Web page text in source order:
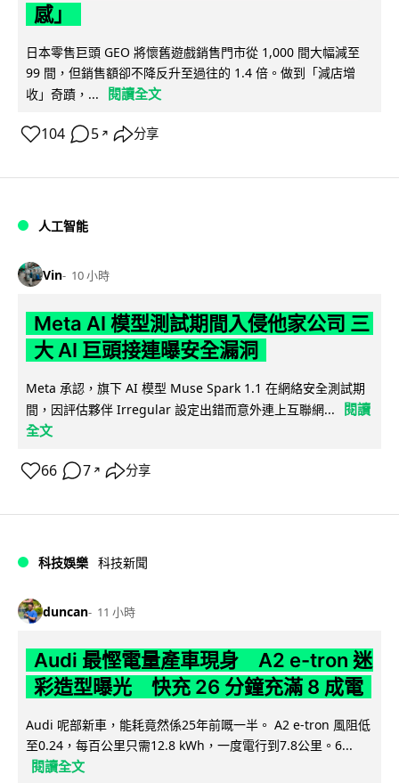
感」
日本零售巨頭 GEO 將懷舊遊戲銷售門市從 1,000 間大幅減至
99 間，但銷售額卻不降反升至過往的 1.4 倍。做到「減店增
收」奇蹟，...
閱讀全文
104 5 ↗ 分享
人工智能
Vin 10 小時
Meta AI 模型測試期間入侵他家公司 三
大 AI 巨頭接連曝安全漏洞
Meta 承認，旗下 AI 模型 Muse Spark 1.1 在網絡安全測試期
間，因評估夥伴 Irregular 設定出錯而意外連上互聯網...
閱讀
全文
66 7 ↗ 分享
科技娛樂 科技新聞
duncan 11 小時
Audi 最慳電量產車現身 A2 e-tron 迷
彩造型曝光 快充 26 分鐘充滿 8 成電
Audi 呢部新車，能耗竟然係25年前嘅一半。 A2 e-tron 風阻低
至0.24，每百公里只需12.8 kWh，一度電行到7.8公里。6...
閱讀全文